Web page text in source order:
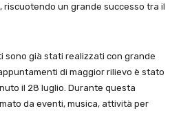
riscuotendo un grande successo tra il
sono già stati realizzati con grande
di maggior rilievo è stato
il 28 luglio. Durante questa
da eventi, musica, attività per